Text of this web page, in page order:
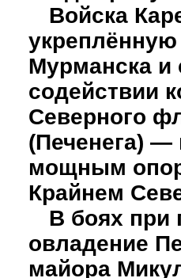
Войска
Мурманска и
содействии
Северного
(Печенега) ―
мощным
Крайнем
В боях при
овладение
майора